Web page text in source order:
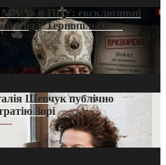
в ПЦУ: ексклюзивні
слід у Тернопільсько-
Шевчук публічно
Зорі